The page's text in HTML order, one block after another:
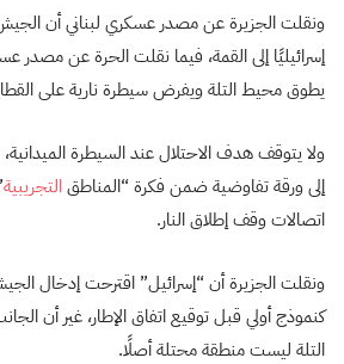
ونقلت الجزيرة عن مصدر عسكري لبناني أن الجيش
إسرائيليًا إلى القمة، فيما نقلت الحرة عن مصدر
يطوق محيط التلة ويفرض سيطرة نارية على
ولا يتوقف هدف الاحتلال عند السيطرة
إلى ورقة تفاوضية ضمن فكرة “المناطقالتجريبية
اتصالات وقف إطلاق النار.
ونقلت الجزيرة أن “إسرائيل” اقترحت إدخال
كنموذج أولي قبل توقيع اتفاق الإطار، غير أن
التلة ليست منطقة محتلة أصلًا.